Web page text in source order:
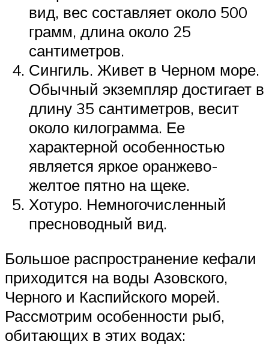
вид, вес составляет около 500
грамм, длина около 25
сантиметров.
Сингиль. Живет в Черном море.
Обычный экземпляр достигает в
длину 35 сантиметров, весит
около килограмма. Ее
характерной особенностью
является яркое оранжево-
желтое пятно на щеке.
Хотуро. Немногочисленный
пресноводный вид.
Большое распространение кефали
приходится на воды Азовского,
Черного и Каспийского морей.
Рассмотрим особенности рыб,
обитающих в этих водах: